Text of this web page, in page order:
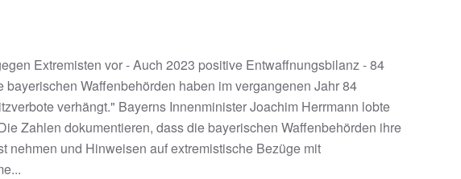
Extremisten vor - Auch 2023 positive Entwaffnungsbilanz - 84
Waffenbehörden haben im vergangenen Jahr 84
verhängt." Bayerns Innenminister Joachim Herrmann lobte
Zahlen dokumentieren, dass die bayerischen Waffenbehörden ihre
nehmen und Hinweisen auf extremistische Bezüge mit